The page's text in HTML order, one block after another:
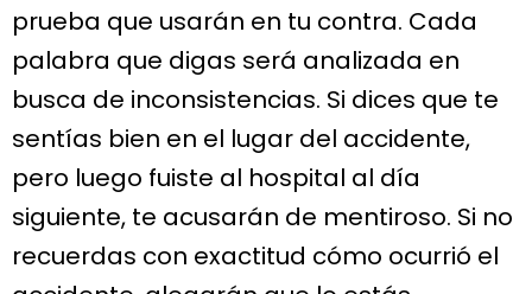
prueba que usarán en tu contra. Cada
palabra que digas será analizada en
busca de inconsistencias. Si dices que te
sentías bien en el lugar del accidente,
pero luego fuiste al hospital al día
siguiente, te acusarán de mentiroso. Si no
recuerdas con exactitud cómo ocurrió el